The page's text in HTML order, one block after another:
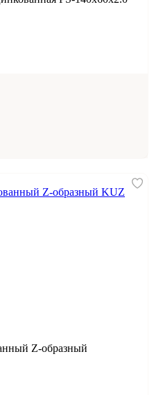
Z-образный